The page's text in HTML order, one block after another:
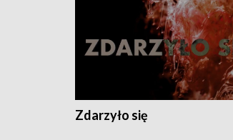
Zdarzyło się